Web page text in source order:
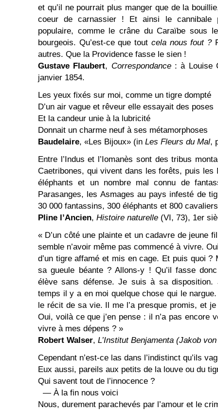
et qu’il ne pourrait plus manger que de la
coeur de carnassier ! Et ainsi le cannibale
populaire, comme le crâne du Caraïbe sous
bourgeois. Qu’est-ce que tout cela nous fout ?
autres. Que la Providence fasse le sien !
Gustave Flaubert, Correspondance: à Louise
janvier 1854.
Les yeux fixés sur moi, comme un tigre dompté
D’un air vague et rêveur elle essayait des poses
Et la candeur unie à la lubricité
Donnait un charme neuf à ses métamorphoses
Baudelaire, «Les Bijoux» (in Les Fleurs du Mal,
Entre l’Indus et l’Iomanès sont des tribus
Caetribones, qui vivent dans les forêts, puis les
éléphants et un nombre mal connu de
Parasanges, les Asmages au pays infesté de
30 000 fantassins, 300 éléphants et 800
Pline l’Ancien, Histoire naturelle (VI, 73), 1er
« D’un côté une plainte et un cadavre de jeune
semble n’avoir même pas commencé à vivre.
d’un tigre affamé et mis en cage. Et puis quoi ?
sa gueule béante ? Allons-y ! Qu’il fasse
élève sans défense. Je suis à sa
temps il y a en moi quelque chose qui le
le récit de sa vie. Il me l’a presque promis, et
Oui, voilà ce que j’en pense : il n’a pas encore
vivre à mes dépens ? »
Robert Walser, L’Institut Benjamenta (Jakob
Cependant n’est-ce las dans l’indistinct qu’ils
Eux aussi, pareils aux petits de la louve ou du
Qui savent tout de l’innocence ?
— À la fin nous voici
Nous, durement parachevés par l’amour et le